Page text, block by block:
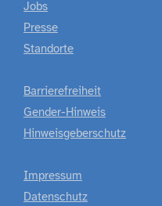
Jobs
Presse
Standorte
Barrierefreiheit
Gender-Hinweis
Hinweisgeberschutz
Impressum
Datenschutz